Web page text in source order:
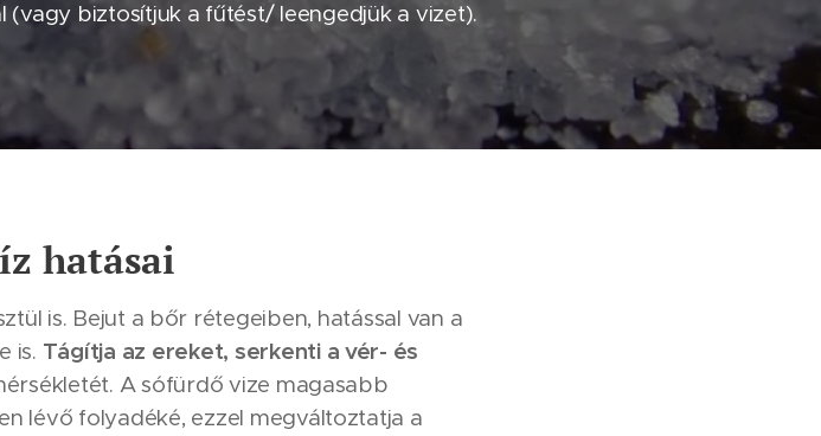
(vagy biztosítjuk a fűtést/ leengedjük a vizet).
hatásai
is. Bejut a bőr rétegeiben, hatással van a
is. Tágítja az ereket, serkenti a vér- és
A sófürdő vize magasabb
lévő folyadéké, ezzel megváltoztatja a